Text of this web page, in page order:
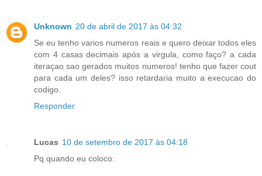
Unknown 20 de abril de 2017 às 04:32
Se eu tenho varios numeros reais e quero deixar todos eles
com 4 casas decimais após a virgula, como faço? a cada
iteraçao sao gerados muitos numeros! tenho que fazer cout
para cada um deles? isso retardaria muito a execucao do
codigo.
Responder
Lucas 10 de setembro de 2017 às 04:18
Pq quando eu coloco: